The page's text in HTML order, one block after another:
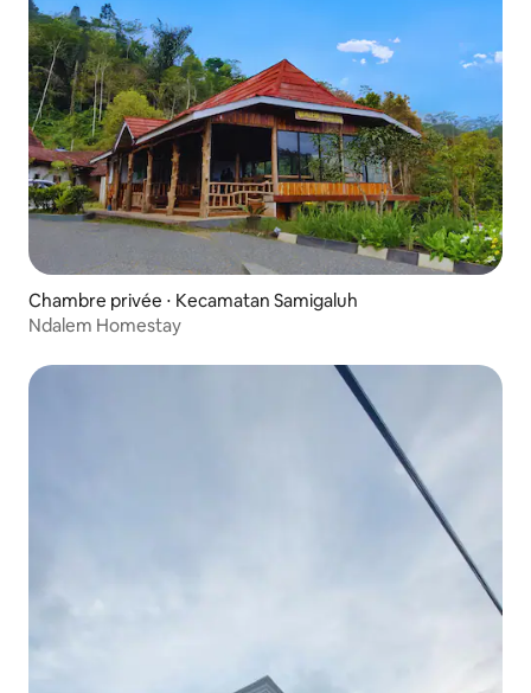
Chambre privée ⋅ Kecamatan Samigaluh
Ndalem Homestay